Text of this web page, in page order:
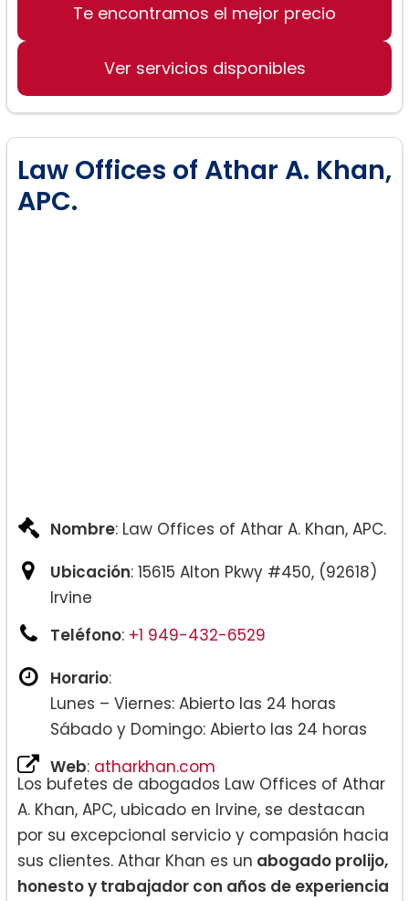
Negociación de Visitas
Custodia
Pensiones Alimenticias
Acuerdos Prenupciales
Te encontramos el mejor precio
Ver servicios disponibles
Law Offices of Athar A. Khan,
APC.
Nombre: Law Offices of Athar A. Khan, APC.
Ubicación: 15615 Alton Pkwy #450, (92618)
Irvine
Teléfono: +1 949-432-6529
Horario:
Lunes – Viernes: Abierto las 24 horas
Sábado y Domingo: Abierto las 24 horas
Web: atharkhan.com
Los bufetes de abogados Law Offices of Athar
A. Khan, APC, ubicado en Irvine, se destacan
por su excepcional servicio y compasión hacia
sus clientes. Athar Khan es un abogado prolijo,
honesto y trabajador con años de experiencia